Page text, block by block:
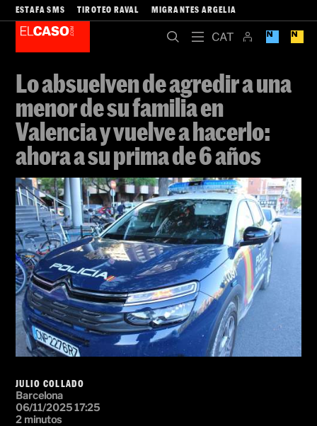
ESTAFA SMS TIROTEO RAVAL MIGRANTES ARGELIA
Lo absuelven de agredir a una
menor de su familia en
Valencia y vuelve a hacerlo:
ahora a su prima de 6 años
JULIO COLLADO
Barcelona
06/11/2025 17:25
2 minutos